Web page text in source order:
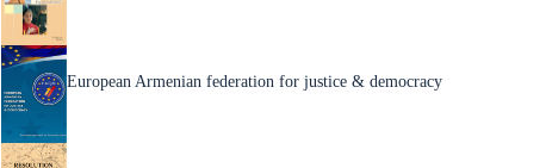
European Armenian federation for justice & democracy